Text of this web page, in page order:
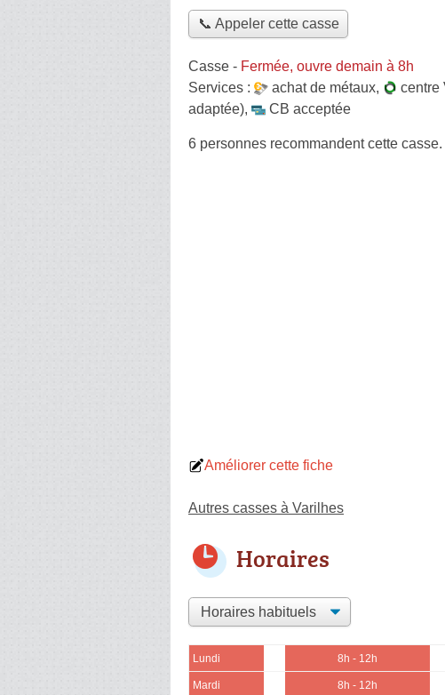
📞 Appeler cette casse
Casse - Fermée, ouvre demain à 8h
Services :
achat de métaux, centre
adaptée), CB acceptée
6 personnes recommandentcette casse.
Améliorer cette fiche
Autres casses à Varilhes
Horaires
Lundi 8h - 12h
Mardi 8h - 12h